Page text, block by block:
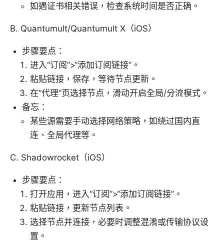
如遇证书相关错误，检查系统时间是否正确。
B. Quantumult/Quantumult X（iOS）
步骤要点：
进入“订阅”>“添加订阅链接”。
粘贴链接，保存，等待节点更新。
在“代理”页选择节点，滑动开启全局/分流模式。
备忘：
某些源需要手动选择网络策略，如绕过国内直
连、全局代理等。
C. Shadowrocket（iOS）
步骤要点：
打开应用，进入“订阅”>“添加订阅链接”。
粘贴链接，更新节点列表。
选择节点并连接，必要时调整混淆或传输协议设
置。